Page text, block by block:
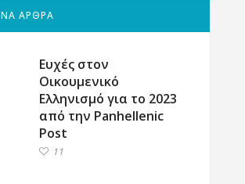
ΑΡΘΡΑ
Ευχές στον
Οικουμενικό
Ελληνισμό για το 2023
από την Panhellenic
Post
11